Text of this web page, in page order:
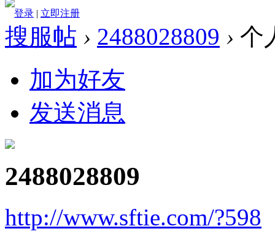
登录 | 立即注册
搜服帖 › 2488028809 › 个
加为好友
发送消息
2488028809
http://www.sftie.com/?598